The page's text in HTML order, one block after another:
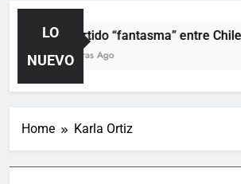
LO
NUEVO
El partido “fantasma” entre
23 Horas Ago
Home Karla Ortiz